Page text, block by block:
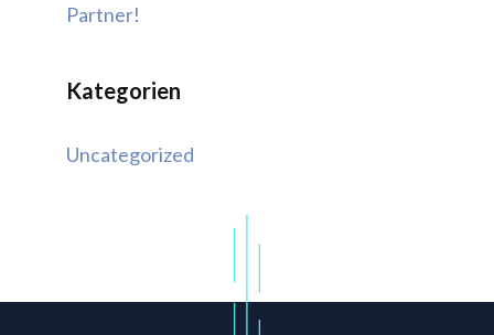
Partner!
Kategorien
Uncategorized